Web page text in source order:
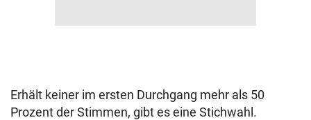
Erhält keiner im ersten Durchgang mehr als 50
Prozent der Stimmen, gibt es eine Stichwahl.